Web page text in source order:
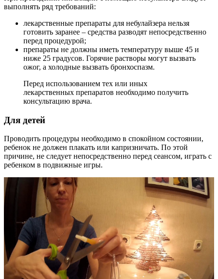
выполнять ряд требований:
лекарственные препараты для небулайзера нельзя
готовить заранее – средства разводят непосредственно
перед процедурой;
препараты не должны иметь температуру выше 45 и
ниже 25 градусов. Горячие растворы могут вызвать
ожог, а холодные вызвать бронхоспазм.
Перед использованием тех или иных
лекарственных препаратов необходимо получить
консультацию врача.
Для детей
Проводить процедуры необходимо в спокойном состоянии,
ребенок не должен плакать или капризничать. По этой
причине, не следует непосредственно перед сеансом, играть с
ребенком в подвижные игры.